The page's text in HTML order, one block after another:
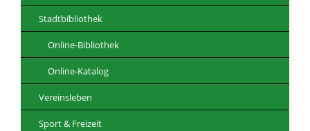
Stadtbibliothek
Online-Bibliothek
Online-Katalog
Vereinsleben
Sport & Freizeit